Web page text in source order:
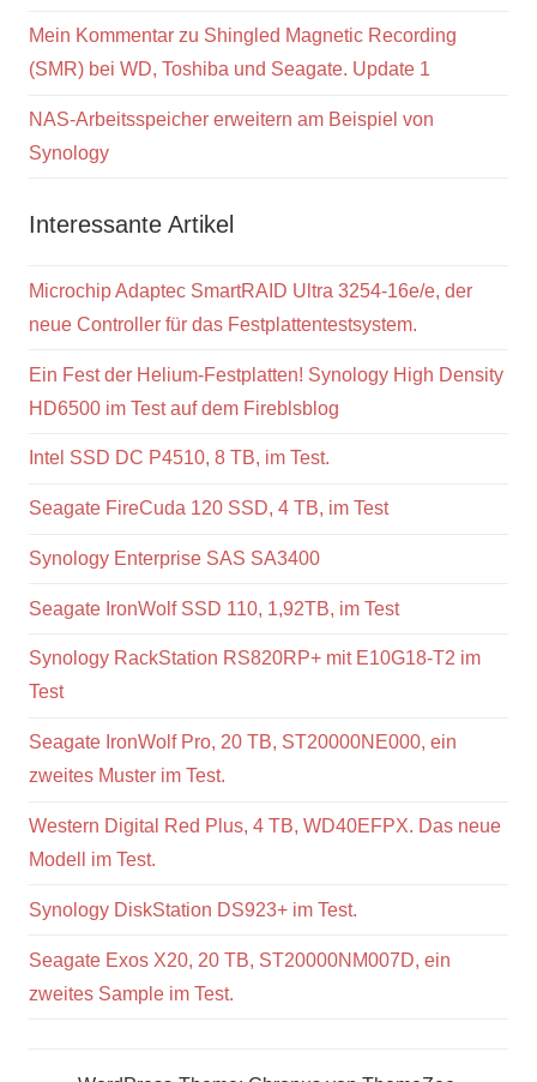
Mein Kommentar zu Shingled Magnetic Recording
(SMR) bei WD, Toshiba und Seagate. Update 1
NAS-Arbeitsspeicher erweitern am Beispiel von
Synology
Interessante Artikel
Microchip Adaptec SmartRAID Ultra 3254-16e/e, der
neue Controller für das Festplattentestsystem.
Ein Fest der Helium-Festplatten! Synology High Density
HD6500 im Test auf dem Fireblsblog
Intel SSD DC P4510, 8 TB, im Test.
Seagate FireCuda 120 SSD, 4 TB, im Test
Synology Enterprise SAS SA3400
Seagate IronWolf SSD 110, 1,92TB, im Test
Synology RackStation RS820RP+ mit E10G18-T2 im
Test
Seagate IronWolf Pro, 20 TB, ST20000NE000, ein
zweites Muster im Test.
Western Digital Red Plus, 4 TB, WD40EFPX. Das neue
Modell im Test.
Synology DiskStation DS923+ im Test.
Seagate Exos X20, 20 TB, ST20000NM007D, ein
zweites Sample im Test.